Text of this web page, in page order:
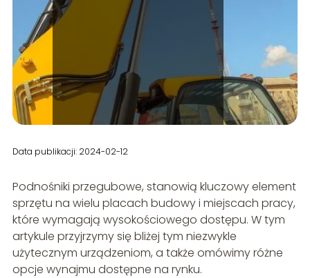
Data publikacji: 2024-02-12
Podnośniki przegubowe, stanowią kluczowy element
sprzętu na wielu placach budowy i miejscach pracy,
które wymagają wysokościowego dostępu. W tym
artykule przyjrzymy się bliżej tym niezwykle
użytecznym urządzeniom, a także omówimy różne
opcje wynajmu dostępne na rynku.